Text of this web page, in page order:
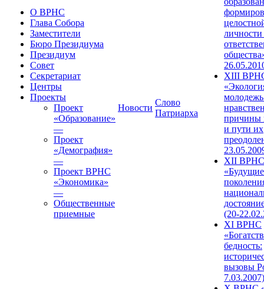
О ВРНС
Глава Собора
Заместители
Бюро Президиума
Президиум
Совет
Секретариат
Центры
Проекты
Проект
«Образование»
—
Проект
«Демография»
—
Проект ВРНС
«Экономика»
—
Общественные
приемные
Новости
Слово
Патриарха
XIII
причины
и пути их
XII ВРНС
«Будущие
(20-
XI ВРНС
бедность:
вызовы
7.03.2007)